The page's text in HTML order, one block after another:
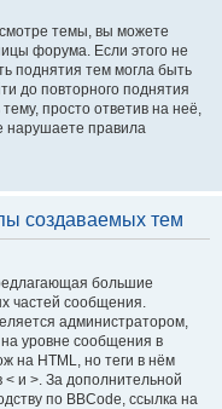
темы, вы можете
форума. Если этого не
поднятия тем могла быть
до повторного поднятия
просто ответив на неё,
нарушаете правила
создаваемых тем
большие
частей сообщения.
администратором,
уровне сообщения в
на HTML, но теги в нём
< и >. За дополнительной
по BBCode, ссылка на